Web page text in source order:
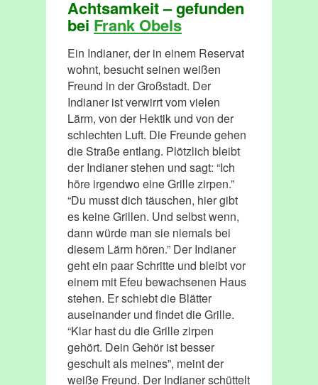
Achtsamkeit – gefunden
bei Frank Obels
Ein Indianer, der in einem Reservat
wohnt, besucht seinen weißen
Freund in der Großstadt. Der
Indianer ist verwirrt vom vielen
Lärm, von der Hektik und von der
schlechten Luft. Die Freunde gehen
die Straße entlang. Plötzlich bleibt
der Indianer stehen und sagt: “Ich
höre irgendwo eine Grille zirpen.”
“Du musst dich täuschen, hier gibt
es keine Grillen. Und selbst wenn,
dann würde man sie niemals bei
diesem Lärm hören.” Der Indianer
geht ein paar Schritte und bleibt vor
einem mit Efeu bewachsenen Haus
stehen. Er schiebt die Blätter
auseinander und findet die Grille.
“Klar hast du die Grille zirpen
gehört. Dein Gehör ist besser
geschult als meines”, meint der
weiße Freund. Der Indianer schüttelt